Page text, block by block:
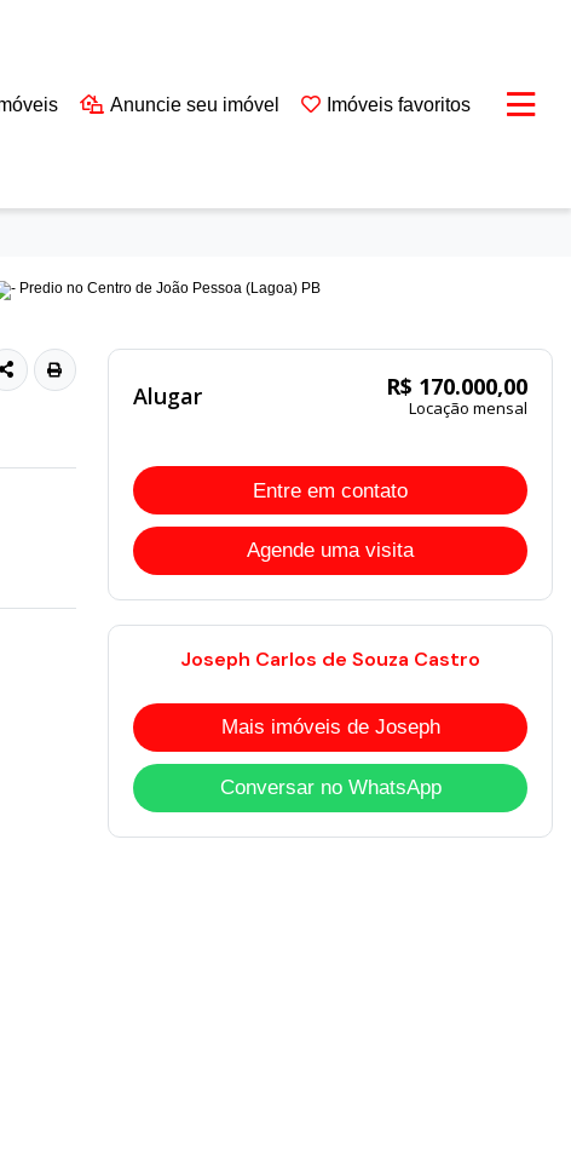
Anuncie seu imóvel Imóveis favoritos
Alugar R$ 170.000,00
Locação mensal
Entre em contato
Agende uma visita
Joseph Carlos de Souza Castro
Mais imóveis de Joseph
Conversar no WhatsApp